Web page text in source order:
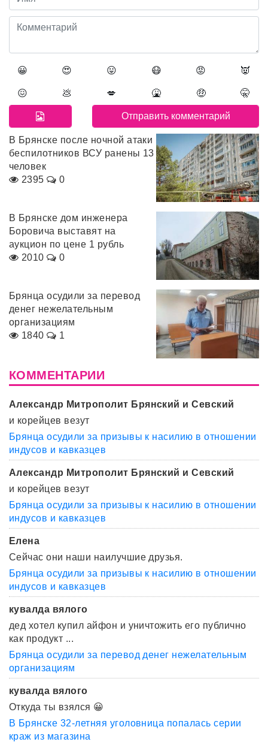
😀 😍 😛 😷 😡 👿
😖 💩 💋 🤮 🤑 🤫
В Брянске после ночной атаки
беспилотников ВСУ ранены 13
человек
2395
0
В Брянске дом инженера
Боровича выставят на
аукцион по цене 1 рубль
2010
0
Брянца осудили за перевод
денег нежелательным
организациям
1840
1
КОММЕНТАРИИ
Александр Митрополит Брянский и Севский
и корейцев везут
Брянца осудили за призывы к насилию в отношении
индусов и кавказцев
Александр Митрополит Брянский и Севский
и корейцев везут
Брянца осудили за призывы к насилию в отношении
индусов и кавказцев
Елена
Сейчас они наши наилучшие друзья.
Брянца осудили за призывы к насилию в отношении
индусов и кавказцев
кувалда вялого
дед хотел купил айфон и уничтожить его публично
как продукт ...
Брянца осудили за перевод денег нежелательным
организациям
кувалда вялого
Откуда ты взялся 😀
В Брянске 32-летняя уголовница попалась серии
краж из магазина